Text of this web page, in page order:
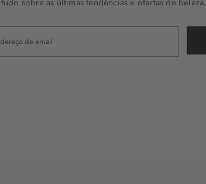
sobre as últimas tendências e ofertas de beleza.